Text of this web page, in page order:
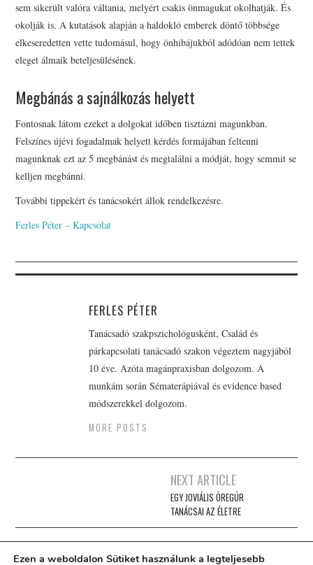
sem sikerült valóra váltania, melyért csakis önmagukat okolhatják. És
okolják is. A kutatások alapján a haldokló emberek döntő többsége
elkeseredetten vette tudomásul, hogy önhibájukból adódóan nem tettek
eleget álmaik beteljesülésének.
Megbánás a sajnálkozás helyett
Fontosnak látom ezeket a dolgokat időben tisztázni magunkban.
Felszínes újévi fogadalmak helyett kérdés formájában feltenni
magunknak ezt az 5 megbánást és megtalálni a módját, hogy semmit se
kelljen megbánni.
További tippekért és tanácsokért állok rendelkezésre.
Ferles Péter – Kapcsolat
FERLES PÉTER
Tanácsadó szakpszichológusként, Család és
párkapcsolati tanácsadó szakon végeztem nagyjából
10 éve. Azóta magánpraxisban dolgozom. A
munkám során Sématerápiával és evidence based
módszerekkel dolgozom.
MORE POSTS
NEXT ARTICLE
EGY JOVIÁLIS ÖREGÚR
TANÁCSAI AZ ÉLETRE
Ezen a weboldalon Sütiket használunk a legteljesebb